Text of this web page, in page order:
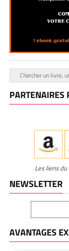
PARTENAIRES
Les liens
NEWSLETTER
AVANTAGES